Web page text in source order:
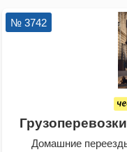
№ 3742
Домашние